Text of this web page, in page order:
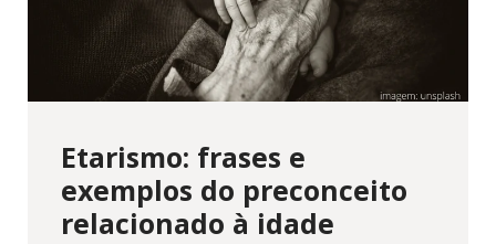
Etarismo: frases e
exemplos do preconceito
relacionado à idade